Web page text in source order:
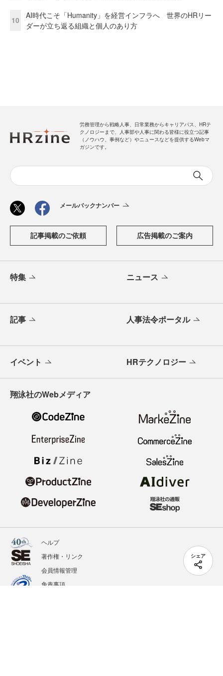
シェア
10
AI時代こそ「Humanity」を経営インフラへ 世界のHRリー
ダーが立ち返る組織と個人のあり方
労務管理から戦略人事、日常業務からキャリアパス、HRテ
クノロジーまで、人事部や人事に関わる皆様に役立つ記事
（ノウハウ、事例など）やニュースなどを提供するWebマ
ガジンです。
メールバックナンバー
記事掲載のご依頼 広告掲載のご案内
特集 ニュース
記事 人事法令ポータル
イベント HRテクノロジー
翔泳社のWebメディア
ヘルプ
著作権・リンク
会員情報管理
免責事項